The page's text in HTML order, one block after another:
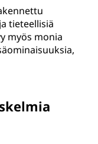
tieteellisiä
myös monia